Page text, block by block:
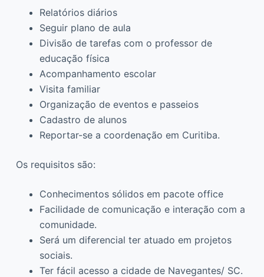
Relatórios diários
Seguir plano de aula
Divisão de tarefas com o professor de
educação física
Acompanhamento escolar
Visita familiar
Organização de eventos e passeios
Cadastro de alunos
Reportar-se a coordenação em Curitiba.
Os requisitos são:
Conhecimentos sólidos em pacote office
Facilidade de comunicação e interação com a
comunidade.
Será um diferencial ter atuado em projetos
sociais.
Ter fácil acesso a cidade de Navegantes/ SC.